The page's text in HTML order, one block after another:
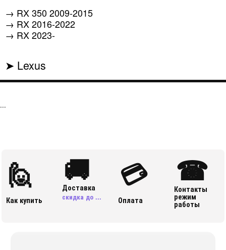
→ RX 350 2009-2015
→ RX 2016-2022
→ RX 2023-
➤ Lexus
То,
что
...
🙋
Как купить
🚚
Доставка
скидка до ...
💳
Оплата
☎
Контакты
режим
работы